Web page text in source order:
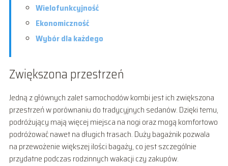
Wielofunkcyjność
Ekonomiczność
Wybór dla każdego
Zwiększona przestrzeń
Jedną z głównych zalet samochodów kombi jest ich zwiększona
przestrzeń w porównaniu do tradycyjnych sedanów. Dzięki temu,
podróżujący mają więcej miejsca na nogi oraz mogą komfortowo
podróżować nawet na długich trasach. Duży bagażnik pozwala
na przewożenie większej ilości bagaży, co jest szczególnie
przydatne podczas rodzinnych wakacji czy zakupów.